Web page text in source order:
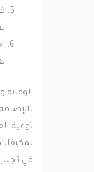
فحص
الوقاية
بالإضافة
توعية
لمكيفات
في تجنب